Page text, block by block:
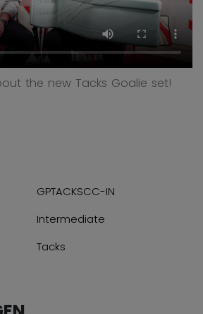
the new Tacks Goalie set!
GPTACKSCC-IN
Intermediate
Tacks